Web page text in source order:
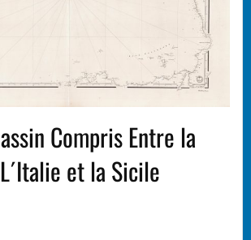
Compris Entre la
et la Sicile